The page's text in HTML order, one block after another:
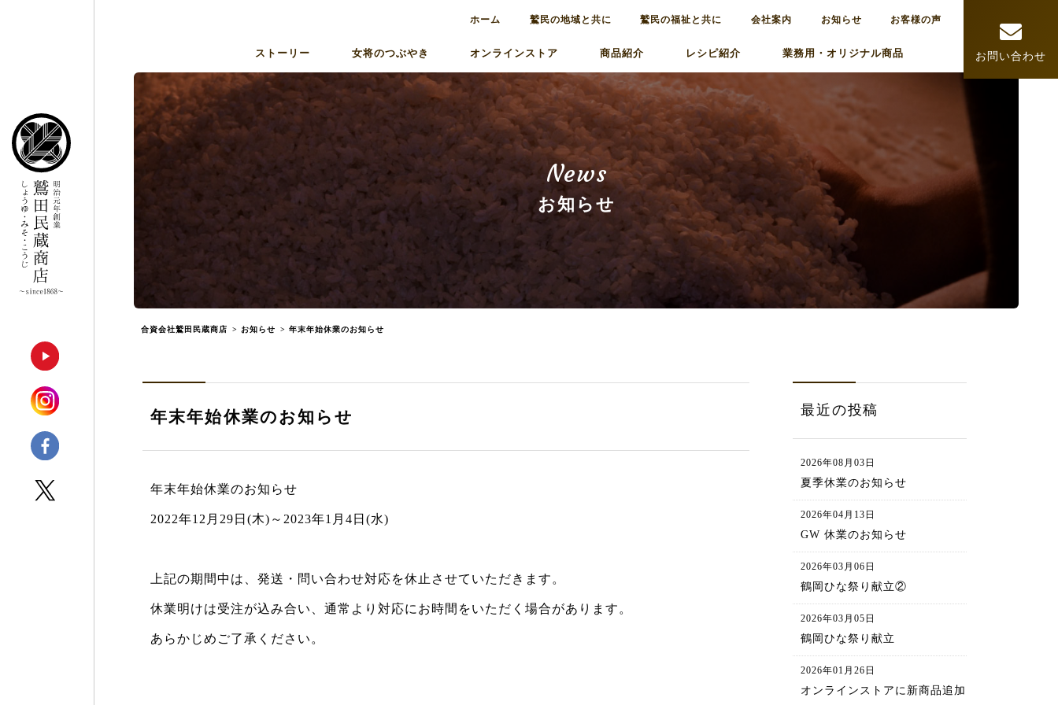
ホーム 鷲民の地域と共に 鷲民の福祉と共に 会社案内 お知らせ お客様の声
ストーリー 女将のつぶやき オンラインストア 商品紹介 レシピ紹介 業務用・オリジナル商品 お問い合わせ
News
お知らせ
合資会社鷲田民蔵商店 > お知らせ > 年末年始休業のお知らせ
年末年始休業のお知らせ
年末年始休業のお知らせ
2022年12月29日(木)～2023年1月4日(水)
上記の期間中は、発送・問い合わせ対応を休止させていただきます。
休業明けは受注が込み合い、通常より対応にお時間をいただく場合があります。
あらかじめご了承ください。
最近の投稿
2026年08月03日
夏季休業のお知らせ
2026年04月13日
GW 休業のお知らせ
2026年03月06日
鶴岡ひな祭り献立②
2026年03月05日
鶴岡ひな祭り献立
2026年01月26日
オンラインストアに新商品追加